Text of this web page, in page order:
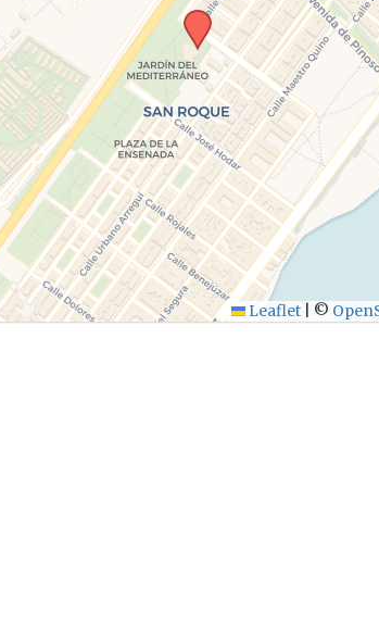
Leaflet ©